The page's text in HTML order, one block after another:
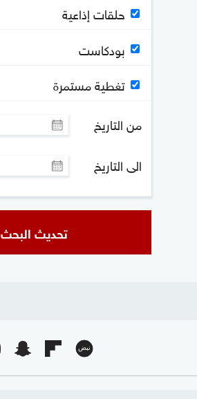
حلقات إذاعية
بودكاست
تغطية مستمرة
من التاريخ
الى التاريخ
تحديث البحث